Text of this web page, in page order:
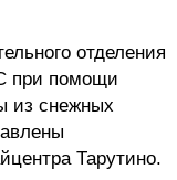
отделения
при помощи
из снежных
Тарутино.